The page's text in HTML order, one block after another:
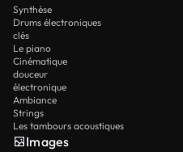
Synthèse
Drums électroniques
clés
Le piano
Cinématique
douceur
électronique
Ambiance
Strings
Les tambours acoustiques
Images